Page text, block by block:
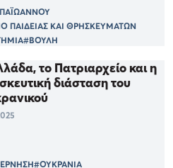
ΠΑΙΔΕΙΑΣ ΚΑΙ ΘΡΗΣΚΕΥΜΑΤΩΝ
#ΒΟΥΛΗ
το Πατριαρχείο και η
διάσταση του
#ΟΥΚΡΑΝΙΑ